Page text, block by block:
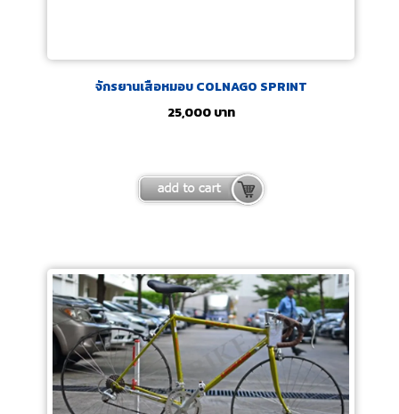
จักรยานเสือหมอบ COLNAGO SPRINT
25,000 บาท